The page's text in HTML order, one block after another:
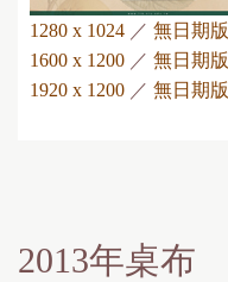
1280 x 1024 ／ 無日期版
1600 x 1200 ／ 無日期版
1920 x 1200 ／ 無日期版
2013年桌布